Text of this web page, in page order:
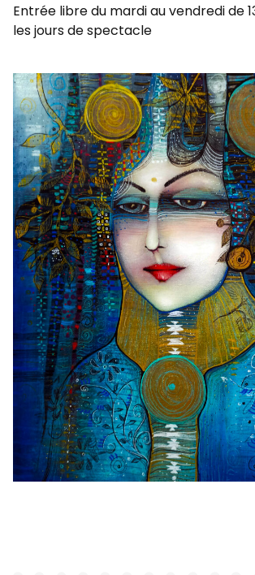
Entrée libre du mardi au vendredi de
les jours de spectacle